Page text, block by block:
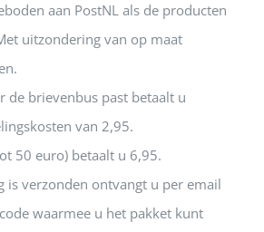
aan PostNL als de producten
uitzondering van op maat
de brievenbus past betaalt u
van 2,95.
50 euro) betaalt u 6,95.
is verzonden ontvangt u per email
waarmee u het pakket kunt